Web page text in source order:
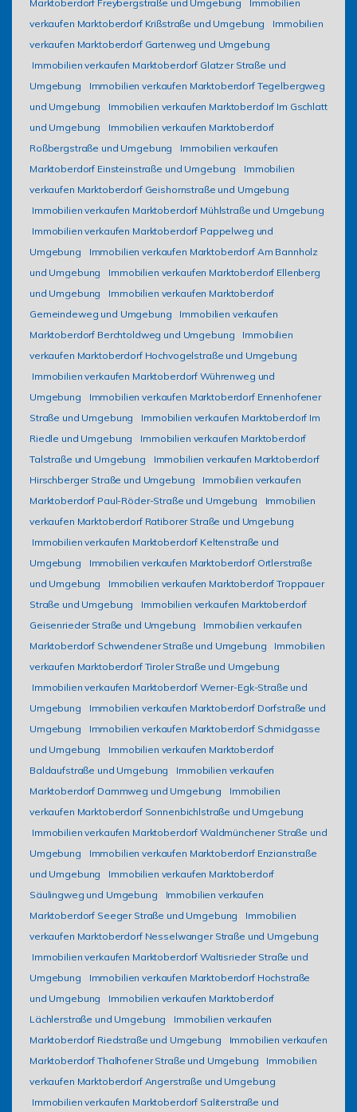
Marktoberdorf Freybergstraße und Umgebung
Immobilien
verkaufen Marktoberdorf Krißstraße und Umgebung
Immobilien
verkaufen Marktoberdorf Gartenweg und Umgebung
Immobilien verkaufen Marktoberdorf Glatzer Straße und
Umgebung
Immobilien verkaufen Marktoberdorf Tegelbergweg
und Umgebung
Immobilien verkaufen Marktoberdorf Im Gschlatt
und Umgebung
Immobilien verkaufen Marktoberdorf
Roßbergstraße und Umgebung
Immobilien verkaufen
Marktoberdorf Einsteinstraße und Umgebung
Immobilien
verkaufen Marktoberdorf Geishornstraße und Umgebung
Immobilien verkaufen Marktoberdorf Mühlstraße und Umgebung
Immobilien verkaufen Marktoberdorf Pappelweg und
Umgebung
Immobilien verkaufen Marktoberdorf Am Bannholz
und Umgebung
Immobilien verkaufen Marktoberdorf Ellenberg
und Umgebung
Immobilien verkaufen Marktoberdorf
Gemeindeweg und Umgebung
Immobilien verkaufen
Marktoberdorf Berchtoldweg und Umgebung
Immobilien
verkaufen Marktoberdorf Hochvogelstraße und Umgebung
Immobilien verkaufen Marktoberdorf Wührenweg und
Umgebung
Immobilien verkaufen Marktoberdorf Ennenhofener
Straße und Umgebung
Immobilien verkaufen Marktoberdorf Im
Riedle und Umgebung
Immobilien verkaufen Marktoberdorf
Talstraße und Umgebung
Immobilien verkaufen Marktoberdorf
Hirschberger Straße und Umgebung
Immobilien verkaufen
Marktoberdorf Paul-Röder-Straße und Umgebung
Immobilien
verkaufen Marktoberdorf Ratiborer Straße und Umgebung
Immobilien verkaufen Marktoberdorf Keltenstraße und
Umgebung
Immobilien verkaufen Marktoberdorf Ortlerstraße
und Umgebung
Immobilien verkaufen Marktoberdorf Troppauer
Straße und Umgebung
Immobilien verkaufen Marktoberdorf
Geisenrieder Straße und Umgebung
Immobilien verkaufen
Marktoberdorf Schwendener Straße und Umgebung
Immobilien
verkaufen Marktoberdorf Tiroler Straße und Umgebung
Immobilien verkaufen Marktoberdorf Werner-Egk-Straße und
Umgebung
Immobilien verkaufen Marktoberdorf Dorfstraße und
Umgebung
Immobilien verkaufen Marktoberdorf Schmidgasse
und Umgebung
Immobilien verkaufen Marktoberdorf
Baldaufstraße und Umgebung
Immobilien verkaufen
Marktoberdorf Dammweg und Umgebung
Immobilien
verkaufen Marktoberdorf Sonnenbichlstraße und Umgebung
Immobilien verkaufen Marktoberdorf Waldmünchener Straße und
Umgebung
Immobilien verkaufen Marktoberdorf Enzianstraße
und Umgebung
Immobilien verkaufen Marktoberdorf
Säulingweg und Umgebung
Immobilien verkaufen
Marktoberdorf Seeger Straße und Umgebung
Immobilien
verkaufen Marktoberdorf Nesselwanger Straße und Umgebung
Immobilien verkaufen Marktoberdorf Waltisrieder Straße und
Umgebung
Immobilien verkaufen Marktoberdorf Hochstraße
und Umgebung
Immobilien verkaufen Marktoberdorf
Lächlerstraße und Umgebung
Immobilien verkaufen
Marktoberdorf Riedstraße und Umgebung
Immobilien verkaufen
Marktoberdorf Thalhofener Straße und Umgebung
Immobilien
verkaufen Marktoberdorf Angerstraße und Umgebung
Immobilien verkaufen Marktoberdorf Saliterstraße und